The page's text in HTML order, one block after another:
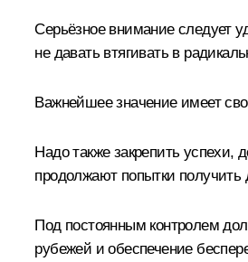
Серьёзное внимание следует
не давать втягивать в
Важнейшее значение имеет
Надо также закрепить успехи,
продолжают попытки получить
Под постоянным контролем
рубежей и обеспечение